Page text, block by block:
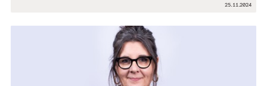
25.11.2024